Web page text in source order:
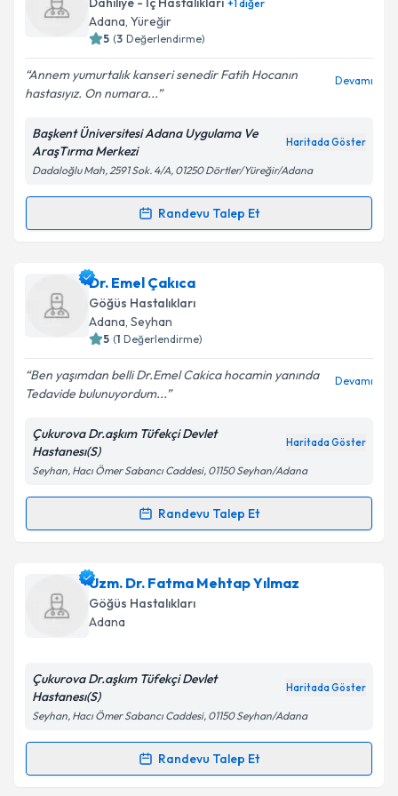
hazırlandığında e-posta ile bilgilendireceğiz.
Kişisel verilerimin işlenmesine ilişkin
Aydınlatma
Metni'ni okudum ve kişisel verilerimin belirtilen
kapsamda işlenmesini kabul ediyorum.
Takvim Talebini Gönder
+1diğer
Adana, Yüreğir
5 (3 Değerlendirme)
Annem yumurtalık kanseri senedir Fatih Hocanın
hastasıyız. On numara...
Devamı
Başkent Üniversitesi Adana Uygulama Ve
AraşTırma Merkezi
Haritada Göster
Dadaloğlu Mah, 2591 Sok. 4/A, 01250 Dörtler/Yüreğir/Adana
Randevu Talep Et
Randevu Takvimi Talebi
Uzm. Dr. Fatih Köseiçin randevu takvimi talebi
oluşturun. Size bu uzmandan randevu almanız için bir
takvim hazırlandığında e-posta ile bilgilendireceğiz.
Kişisel verilerimin işlenmesine ilişkin
Aydınlatma
Metni
kapsamda işlenmesini kabul ediyorum.
Takvim Talebini Gönder
Dr. Emel Çakıca
Göğüs Hastalıkları
Adana, Seyhan
5 (1 Değerlendirme)
Ben yaşımdan belli Dr.Emel Cakica hocamin yanında
Tedavide bulunuyordum...
Devamı
Çukurova Dr.aşkım Tüfekçi Devlet
Hastanesı(S)
Haritada Göster
Seyhan, Hacı Ömer Sabancı Caddesi, 01150 Seyhan/Adana
Randevu Talep Et
Randevu Takvimi Talebi
Dr. Emel Çakıcaiçin randevu takvimi talebi oluşturun.
Size bu uzmandan randevu almanız için bir takvim
hazırlandığında e-posta ile bilgilendireceğiz.
Kişisel verilerimin işlenmesine ilişkinAydınlatma
'ni okudum ve kişisel verilerimin belirtilen
kapsamda işlenmesini kabul ediyorum.
Uzm. Dr. Fatma Mehtap Yılmaz
Göğüs Hastalıkları
Adana
Çukurova Dr.aşkım Tüfekçi Devlet
Hastanesı(S)
Haritada Göster
Seyhan, Hacı Ömer Sabancı Caddesi, 01150 Seyhan/Adana
Randevu Talep Et
Randevu Takvimi Talebi